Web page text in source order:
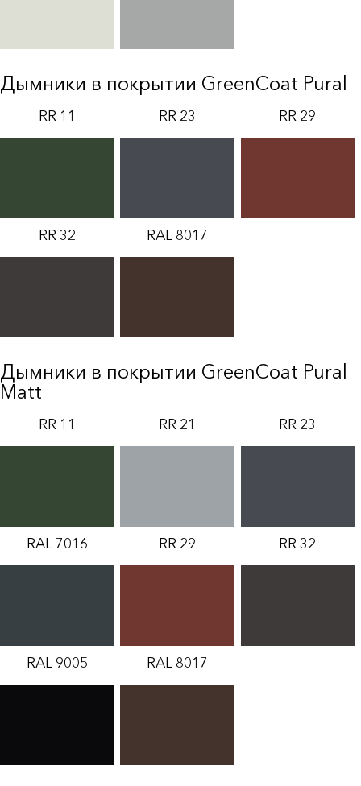
Дымники в покрытии GreenCoat Pural
RR 11 RR 23 RR 29
RR 32 RAL 8017
Дымники в покрытии GreenCoat Pural
Matt
RR 11 RR 21 RR 23
RAL 7016 RR 29 RR 32
RAL 9005 RAL 8017